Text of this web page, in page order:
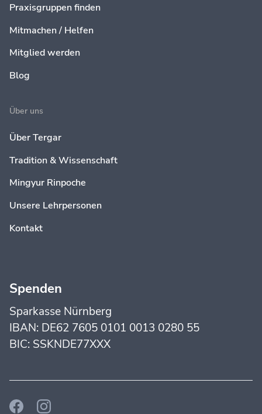
Praxisgruppen finden
Mitmachen / Helfen
Mitglied werden
Blog
Über uns
Über Tergar
Tradition & Wissenschaft
Mingyur Rinpoche
Unsere Lehrpersonen
Kontakt
Spenden
Sparkasse Nürnberg
IBAN: DE62 7605 0101 0013 0280 55
BIC: SSKNDE77XXX